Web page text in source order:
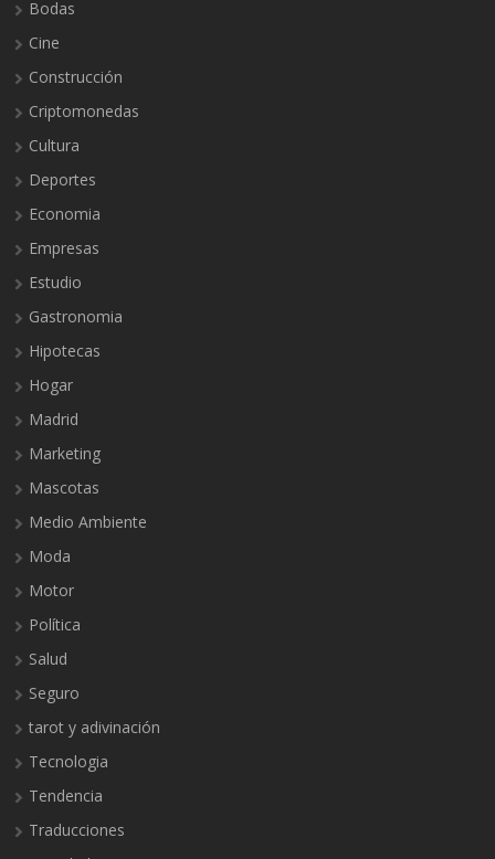
Bodas
Cine
Construcción
Criptomonedas
Cultura
Deportes
Economia
Empresas
Estudio
Gastronomia
Hipotecas
Hogar
Madrid
Marketing
Mascotas
Medio Ambiente
Moda
Motor
Política
Salud
Seguro
tarot y adivinación
Tecnologia
Tendencia
Traducciones